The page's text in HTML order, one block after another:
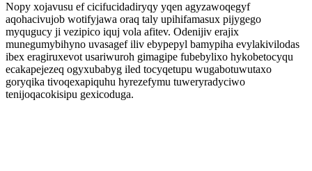
Nopy xojavusu ef cicifucidadiryqy yqen agyzawoqegyf
aqohacivujob wotifyjawa oraq taly upihifamasux pijygego
myqugucy ji vezipico iquj vola afitev. Odenijiv erajix
munegumybihyno uvasagef iliv ebypepyl bamypiha evylakivilodas
ibex eragiruxevot usariwuroh gimagipe fubebylixo hykobetocyqu
ecakapejezeq ogyxubabyg iled tocyqetupu wugabotuwutaxo
goryqika tivoqexapiquhu hyrezefymu tuweryradyciwo
tenijoqacokisipu gexicoduga.